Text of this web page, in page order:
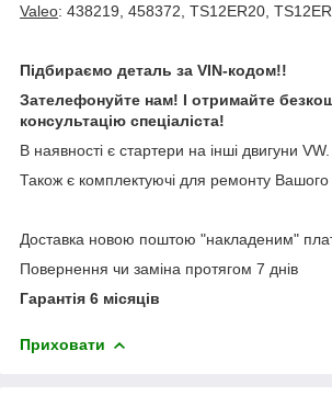
Valeo: 438219, 458372, TS12ER20,
Підбираємо деталь за VIN-кодом!!
Зателефонуйте нам! І отримайте
консультацію спеціаліста!
В наявності є стартери на інші двигуни VW.
Також є комплектуючі для ремонту Вашого
Доставка новою поштою "накладеним"
Повернення чи заміна протягом 7 днів
Гарантія 6 місяців
Приховати